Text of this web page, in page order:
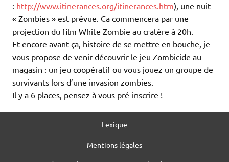
: http://www.itinerances.org/itinerances.htm), une nuit
« Zombies » est prévue. Ca commencera par une
projection du film White Zombie au cratère à 20h.
Et encore avant ça, histoire de se mettre en bouche, je
vous propose de venir découvrir le jeu Zombicide au
magasin : un jeu coopératif ou vous jouez un groupe de
survivants lors d’une invasion zombies.
Il y a 6 places, pensez à vous pré-inscrire !
Lexique
Mentions légales